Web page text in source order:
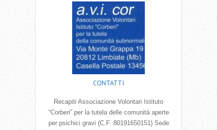
CONTATTI
Recapiti Associazione Volontari Istituto
“Corberi” per la tutela delle comunità aperte
per psichici gravi (C.F. 80191650151) Sede